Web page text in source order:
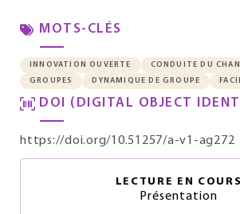
MOTS-CLÉS
INNOVATION OUVERTE
CONDUITE DU
GROUPES
DYNAMIQUE DE GROUPE
DOI (DIGITAL OBJECT
https://doi.org/10.51257/a-v1-ag272
LECTURE EN COURS
Présentation